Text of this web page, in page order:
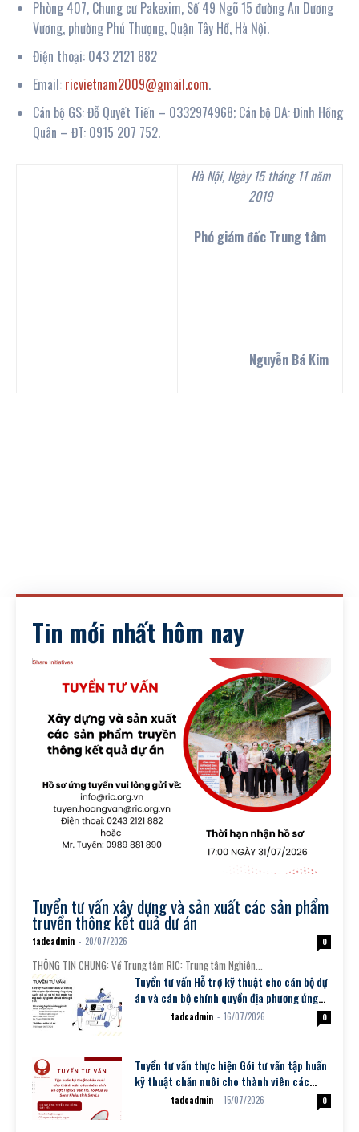
Phòng 407, Chung cư Pakexim, Số 49 Ngõ 15 đường An Dương
Vương, phường Phú Thượng, Quận Tây Hồ, Hà Nội.
Điện thoại: 043 2121 882
Email: ricvietnam2009@gmail.com.
Cán bộ GS: Đỗ Quyết Tiến – 0332974968; Cán bộ DA: Đinh Hồng
Quân – ĐT: 0915 207 752.
Hà Nội, Ngày 15 tháng 11 năm
2019
Phó giám đốc Trung tâm
Nguyễn Bá Kim
Tin mới nhất hôm nay
Tuyển tư vấn xây dựng và sản xuất các sản phẩm
truyền thông kết quả dự án
tadcadmin - 20/07/2026 0
THÔNG TIN CHUNG: Về Trung tâm RIC: Trung tâm Nghiên...
Tuyển tư vấn Hỗ trợ kỹ thuật cho cán bộ dự
án và cán bộ chính quyền địa phương ứng
dụng chuyển đổi...
tadcadmin - 16/07/2026 0
Tuyển tư vấn thực hiện Gói tư vấn tập huấn
kỹ thuật chăn nuôi cho thành viên các
nhóm sinh kế đợt 1
tadcadmin - 15/07/2026 0